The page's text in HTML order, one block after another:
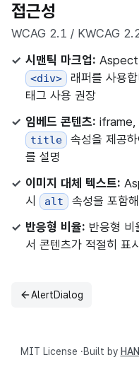
접근성
WCAG 2.1 / KWCAG
시맨틱 마크업:
<div>
래퍼를 사용
태그 사용 권장
임베드 콘텐츠: iframe,
title
속성을 제공
를 설명
이미지 대체 텍스트:
시
alt
속성을 포함
반응형 비율: 반응형 비
서 콘텐츠가 적절히 표
이전
AlertDialog
MIT License ·Built by